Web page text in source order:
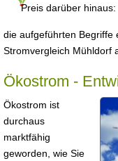
Preis darüber hinaus:
die aufgeführten Begriffe
Stromvergleich Mühldorf
Ökostrom -
Ökostrom ist
durchaus
marktfähig
geworden, wie Sie